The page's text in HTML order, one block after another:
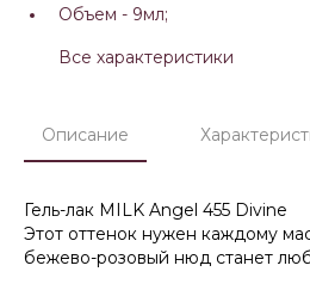
Объем - 9мл;
Все характеристики
Описание
Гель-лак MILK Angel 455 Divine
Этот оттенок нужен каждому
бежево-розовый нюд станет